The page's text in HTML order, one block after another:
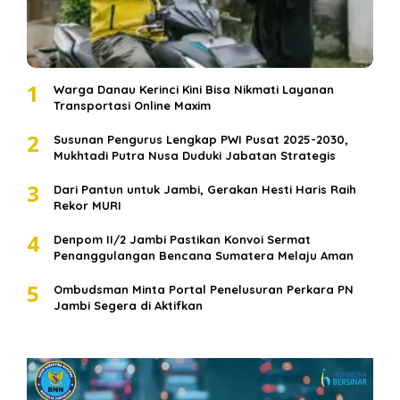
1
Warga Danau Kerinci Kini Bisa Nikmati Layanan
Transportasi Online Maxim
2
Susunan Pengurus Lengkap PWI Pusat 2025-2030,
Mukhtadi Putra Nusa Duduki Jabatan Strategis
3
Dari Pantun untuk Jambi, Gerakan Hesti Haris Raih
Rekor MURI
4
Denpom II/2 Jambi Pastikan Konvoi Sermat
Penanggulangan Bencana Sumatera Melaju Aman
5
Ombudsman Minta Portal Penelusuran Perkara PN
Jambi Segera di Aktifkan